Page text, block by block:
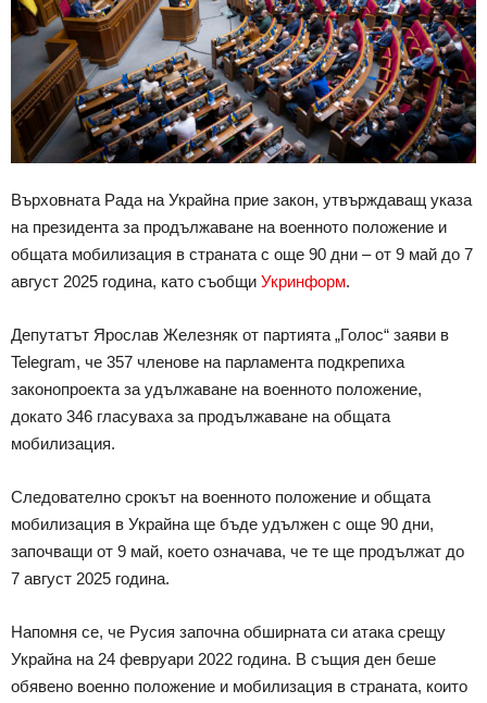
Върховната Рада на Украйна прие закон, утвърждаващ указа
на президента за продължаване на военното положение и
общата мобилизация в страната с още 90 дни – от 9 май до 7
август 2025 година, като съобщи Укринформ.
Депутатът Ярослав Железняк от партията „Голос“ заяви в
Telegram, че 357 членове на парламента подкрепиха
законопроекта за удължаване на военното положение,
докато 346 гласуваха за продължаване на общата
мобилизация.
Следователно срокът на военното положение и общата
мобилизация в Украйна ще бъде удължен с още 90 дни,
започващи от 9 май, което означава, че те ще продължат до
7 август 2025 година.
Напомня се, че Русия започна обширната си атака срещу
Украйна на 24 февруари 2022 година. В същия ден беше
обявено военно положение и мобилизация в страната, които